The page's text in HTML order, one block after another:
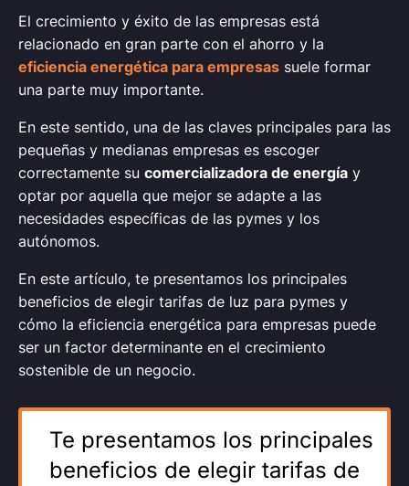
El crecimiento y éxito de las empresas está
relacionado en gran parte con el ahorro y la
eficiencia energética para empresas suele formar
una parte muy importante.
En este sentido, una de las claves principales para las
pequeñas y medianas empresas es escoger
correctamente su comercializadora de energía y
optar por aquella que mejor se adapte a las
necesidades específicas de las pymes y los
autónomos.
En este artículo, te presentamos los principales
beneficios de elegir tarifas de luz para pymes y
cómo la eficiencia energética para empresas puede
ser un factor determinante en el crecimiento
sostenible de un negocio.
Te presentamos los principales
beneficios de elegir tarifas de